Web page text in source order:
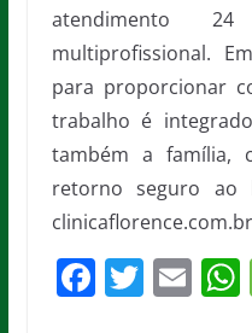
atendimento
multiprofissional.
para proporcionar
trabalho é
também a família,
retorno seguro ao
clinicaflorence.com.br
F T E